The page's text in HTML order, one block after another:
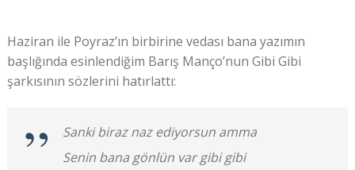
Haziran ile Poyraz’ın birbirine vedası bana yazımın
başlığında esinlendiğim Barış Manço’nun Gibi Gibi
şarkısının sözlerini hatırlattı:
Sanki biraz naz ediyorsun amma
Senin bana gönlün var gibi gibi